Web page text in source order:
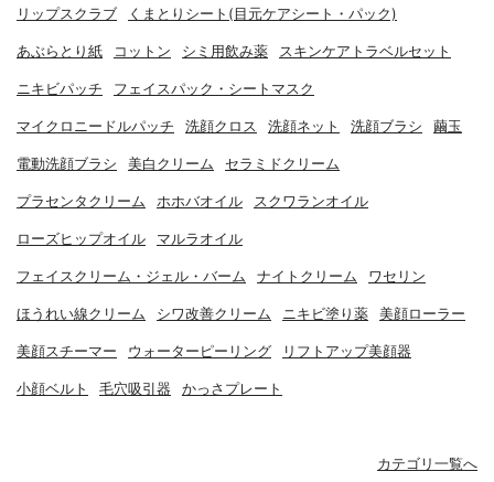
リップスクラブ くまとりシート(目元ケアシート・パック)
あぶらとり紙 コットン シミ用飲み薬 スキンケアトラベルセット
ニキビパッチ フェイスパック・シートマスク
マイクロニードルパッチ 洗顔クロス 洗顔ネット 洗顔ブラシ 繭玉
電動洗顔ブラシ 美白クリーム セラミドクリーム
プラセンタクリーム ホホバオイル スクワランオイル
ローズヒップオイル マルラオイル
フェイスクリーム・ジェル・バーム ナイトクリーム ワセリン
ほうれい線クリーム シワ改善クリーム ニキビ塗り薬 美顔ローラー
美顔スチーマー ウォーターピーリング リフトアップ美顔器
小顔ベルト 毛穴吸引器 かっさプレート
カテゴリ一覧へ